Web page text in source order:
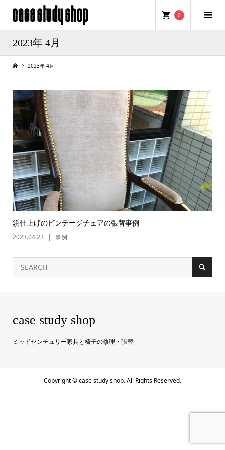
0
2023年 4月
2023年 4月
鋲仕上げのビンテージチェアの張替事例
2023.04.23 事例
case study shop
ミッドセンチュリー家具と椅子の修理・張替
Copyright ©case study shop. All Rights Reserved.